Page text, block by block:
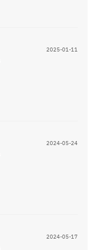
2025-01-11
2024-05-24
2024-05-17